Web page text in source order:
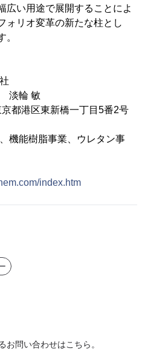
広い用途で展開することによ
ォリオ変革の新たな柱とし
。
淡輪 敏
都港区東新橋一丁目5番2号
機能樹脂事業、ウレタン事
index.htm
お問い合わせはこちら。